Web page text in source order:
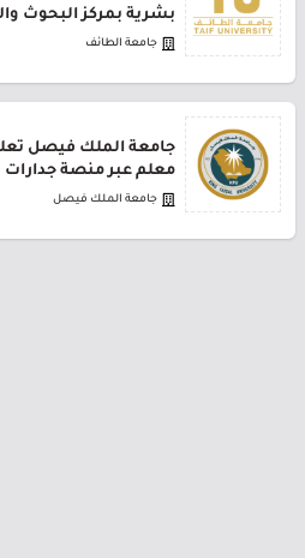
بشرية بمركز البحوث
جامعة الطائف
جامعة الملك فيصل
معلم عبر منصة جدارات
جامعة الملك فيصل